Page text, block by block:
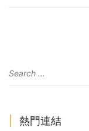
熱門連結